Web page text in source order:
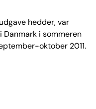
hedder, var
i sommeren
oktober 2011.